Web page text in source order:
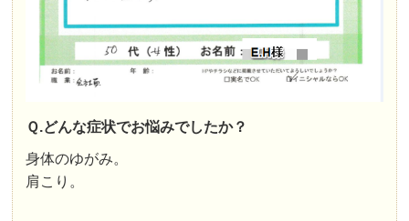
Ｑ.どんな症状でお悩みでしたか？
身体のゆがみ。
肩こり。